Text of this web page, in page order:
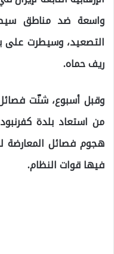
واسعة ضد مناطق
التصعيد، وسيطرت على
ريف حماه.
وقبل أسبوع، شنّت
من استعاد بلدة
هجوم فصائل المعارضة
فيها قوات النظام.